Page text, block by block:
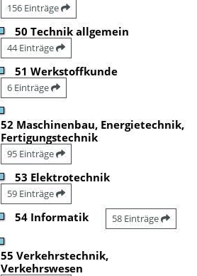
156 Einträge
50 Technik allgemein
44 Einträge
51 Werkstoffkunde
6 Einträge
52 Maschinenbau, Energietechnik,
Fertigungstechnik
95 Einträge
53 Elektrotechnik
59 Einträge
54 Informatik 58 Einträge
55 Verkehrstechnik,
Verkehrswesen